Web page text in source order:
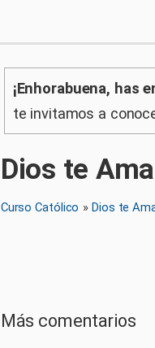
¡Enhorabuena, has
te invitamos a
Dios te
Curso Católico »Dios te
Más comentarios